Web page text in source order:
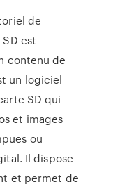
de
est
contenu de
un logiciel
SD qui
et images
ou
Il dispose
et permet de